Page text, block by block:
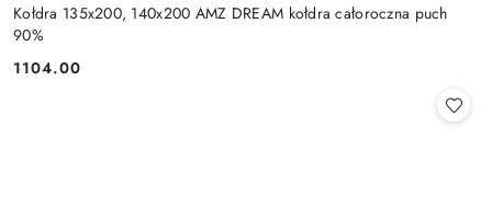
Kołdra 135x200, 140x200 AMZ DREAM kołdra całoroczna puch
90%
Cena:
1104.00